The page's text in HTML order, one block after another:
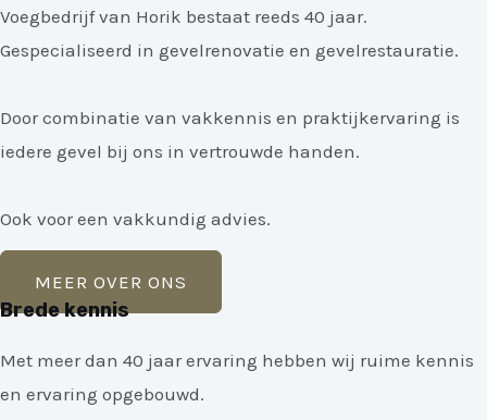
Voegbedrijf van Horik bestaat reeds 40 jaar.
Gespecialiseerd in gevelrenovatie en gevelrestauratie.
Door combinatie van vakkennis en praktijkervaring is
iedere gevel bij ons in vertrouwde handen.
Ook voor een vakkundig advies.
MEER OVER ONS
Brede kennis
Met meer dan 40 jaar ervaring hebben wij ruime kennis
en ervaring opgebouwd.